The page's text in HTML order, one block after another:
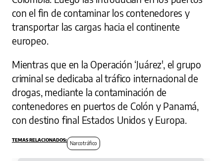
con el fin de contaminar los contenedores y
transportar las cargas hacia el continente
europeo.
Mientras que en la Operación ‘Juárez', el grupo
criminal se dedicaba al tráfico internacional de
drogas, mediante la contaminación de
contenedores en puertos de Colón y Panamá,
con destino final Estados Unidos y Europa.
Narcotráfico